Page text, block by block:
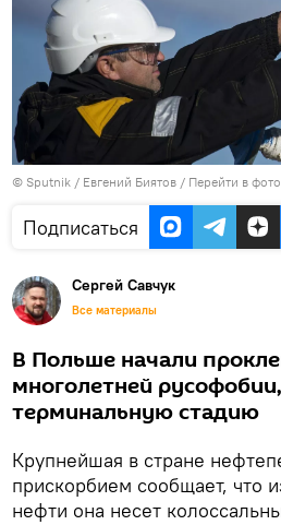
© Sputnik / Евгений Биятов / Перейти в
Подписаться
Сергей Савчук
Все материалы
В Польше начали
многолетней
терминальную стадию
Крупнейшая в стране
прискорбием сообщает, что
нефти она несет